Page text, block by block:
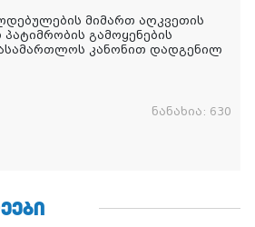
მიმართ აღკვეთის
გამოყენების
კანონით დადგენილ
ნანახია: 630